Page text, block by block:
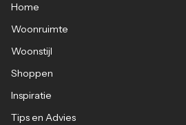
Home
Woonruimte
Woonstijl
Shoppen
Inspiratie
Tips en Advies